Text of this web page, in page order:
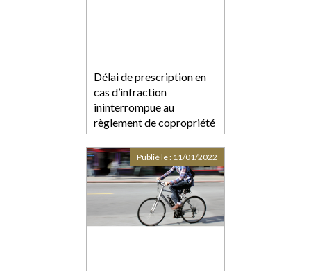
Délai de prescription en
cas d’infraction
ininterrompue au
règlement de copropriété
Publié le : 11/01/2022